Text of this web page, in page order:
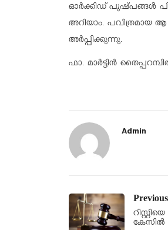
ഓർക്കിഡ് പുഷ്പങ്ങൾ
അറിയാം. പവിത്രമായ
അർപ്പിക്കുന്നു.
ഫാ. മാർട്ടിൻ
Admin
കേസിൽ